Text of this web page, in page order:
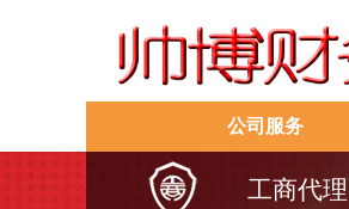
公司服务
工商代理